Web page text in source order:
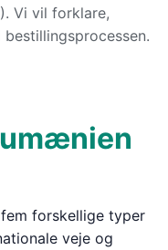
Vi vil forklare,
forskellige typer
veje og